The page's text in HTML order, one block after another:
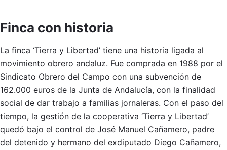
Finca con historia
La finca ‘Tierra y Libertad’ tiene una historia ligada al
movimiento obrero andaluz. Fue comprada en 1988 por el
Sindicato Obrero del Campo con una subvención de
162.000 euros de la Junta de Andalucía, con la finalidad
social de dar trabajo a familias jornaleras. Con el paso del
tiempo, la gestión de la cooperativa ‘Tierra y Libertad’
quedó bajo el control de José Manuel Cañamero, padre
del detenido y hermano del exdiputado Diego Cañamero,